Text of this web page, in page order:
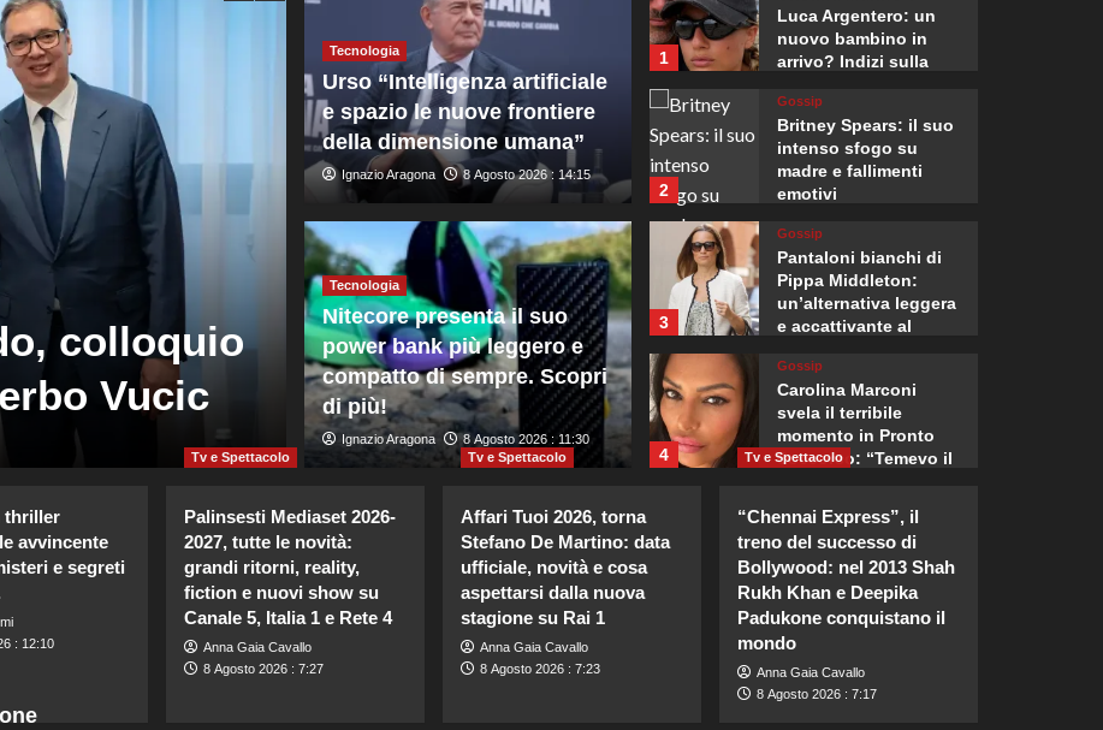
colloquio
Vucic
Mondo
Zelensky in Serbia, prima visita
dall’inizio della guerra
Giuseppe Recca 8 Agosto 2026 : 7:45
Tecnologia
Urso “Intelligenza artificiale
e spazio le nuove frontiere
della dimensione umana”
Ignazio Aragona 8 Agosto 2026 : 14:15
Tecnologia
Nitecore presenta il suo
power bank più leggero e
compatto di sempre. Scopri
di più!
Ignazio Aragona 8 Agosto 2026 : 11:30
1
Luca Argentero: un
nuovo bambino in
arrivo? Indizi sulla
2
Gossip
Britney Spears: il suo
intenso sfogo su
madre e fallimenti
emotivi
3
Gossip
Pantaloni bianchi di
Pippa Middleton:
un’alternativa leggera
e accattivante al
4
Gossip
Carolina Marconi
svela il terribile
momento in Pronto
Soccorso: “Temevo il
Carolina Marconi in
vacanza: “Pressione
alta, nausea e mal di
testa, ho temuto il
peggio.”
Cristina Marino e
Luca Argentero: un
nuovo bambino in
thriller
avvincente
e segreti
: 12:10
Tv e Spettacolo
Palinsesti Mediaset 2026-
2027, tutte le novità:
grandi ritorni, reality,
fiction e nuovi show su
Canale 5, Italia 1 e Rete 4
Anna Gaia Cavallo
8 Agosto 2026 : 7:27
Tv e Spettacolo
Affari Tuoi 2026, torna
Stefano De Martino: data
ufficiale, novità e cosa
aspettarsi dalla nuova
stagione su Rai 1
Anna Gaia Cavallo
8 Agosto 2026 : 7:23
Tv e Spettacolo
“Chennai Express”, il
treno del successo di
Bollywood: nel 2013 Shah
Rukh Khan e Deepika
Padukone conquistano il
mondo
Anna Gaia Cavallo
8 Agosto 2026 : 7:17